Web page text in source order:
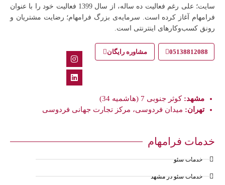
سایت؛ علی رغم فعالیت ده ساله، از سال 1399 فعالیت خود را با عنوان
فرامهام آغاز کرده است. سرمایه‌ی بزرگ فرامهام؛ رضایت مشتریان و
رونق کسب‌وکارهای اینترنتی است.
05138812088 مشاوره رایگان
مشهد: کوثر جنوبی 7 (هاشمیه 34)
تهران: میدان فردوسی، مرکز تجارت جهانی فردوسی
خدمات فرامهام
خدمات سئو
خدمات سئو در مشهد